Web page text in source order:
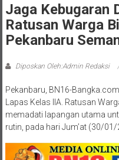
Jaga Kebugaran
Ratusan Warga
Pekanbaru
Diposkan Oleh:Admin Redaksi
Pekanbaru, BN16-
Lapas Kelas IIA. Ratusan
memadati lapangan utama
rutin, pada hari Jum’at (30/01/